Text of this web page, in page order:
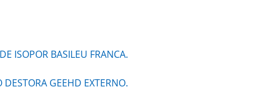
ISOPOR BASILEU FRANCA.
GEEHD EXTERNO.